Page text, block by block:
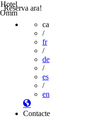
Reserva ara!
ca
/
fr
/
de
/
es
/
en
Contacte
Hotel
Omm